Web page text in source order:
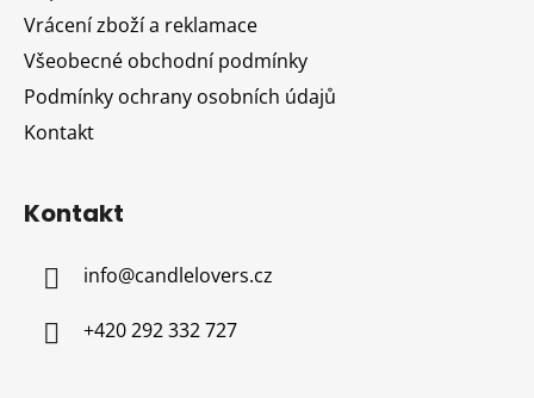
Vrácení zboží a reklamace
Všeobecné obchodní podmínky
Podmínky ochrany osobních údajů
Kontakt
Kontakt
info@candlelovers.cz
+420 292 332 727